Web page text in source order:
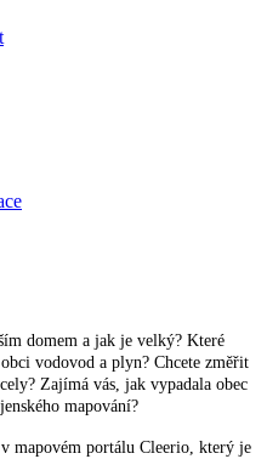
domem a jak je velký? Které
vodovod a plyn? Chcete změřit
Zajímá vás, jak vypadala obec
mapování?
mapovém portálu Cleerio, který je